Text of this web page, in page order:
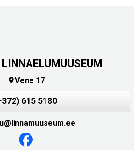
Vene 17
615 5180